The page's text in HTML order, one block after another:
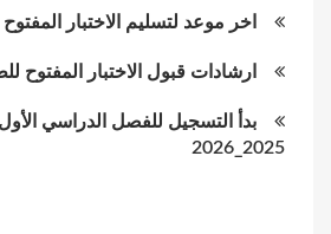
اخر موعد لتسليم الاختبار المفتوح
ارشادات قبول الاختبار المفتوح
بدأ التسجيل للفصل الدراسي
2025_2026